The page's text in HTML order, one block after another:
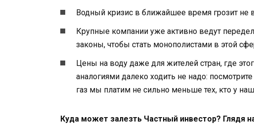
Водный кризис в ближайшее время грозит не
Крупные компании уже активно ведут
законы, чтобы стать монополистами в этой
Цены на воду даже для жителей стран, где
аналогиями далеко ходить не надо:
газ мы платим не сильно меньше тех, кто у
Куда может залезть Частный инвестор? Глядя